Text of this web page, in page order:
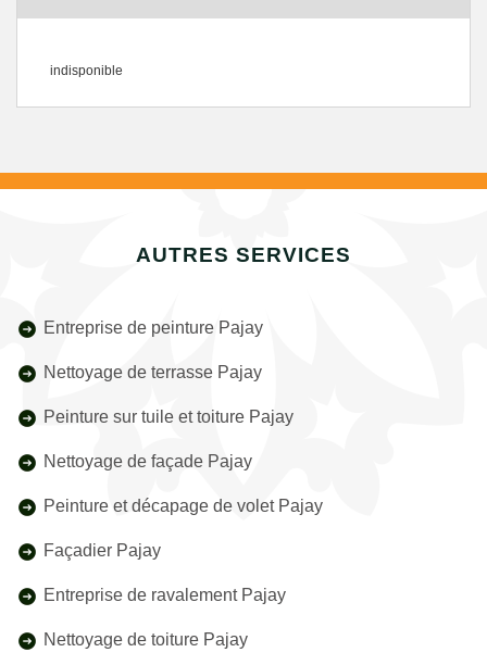
indisponible
AUTRES SERVICES
Entreprise de peinture Pajay
Nettoyage de terrasse Pajay
Peinture sur tuile et toiture Pajay
Nettoyage de façade Pajay
Peinture et décapage de volet Pajay
Façadier Pajay
Entreprise de ravalement Pajay
Nettoyage de toiture Pajay